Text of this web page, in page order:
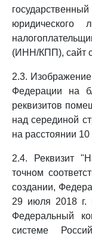
юридического
(ИНН/КПП), сайт
2.3. Изображение
Федерации на
реквизитов
над серединой
на расстоянии
2.4. Реквизит
точном
создании,
29 июля 2018 г.
Федеральный
системе